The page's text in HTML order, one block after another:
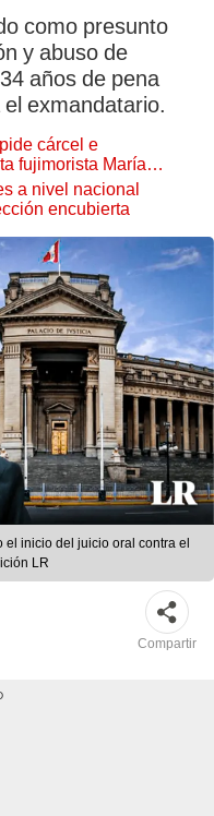
como presunto
y abuso de
años de pena
exmandatario.
cárcel e
fujimorista María
a nivel nacional
encubierta
inicio del juicio oral contra el
LR
Compartir